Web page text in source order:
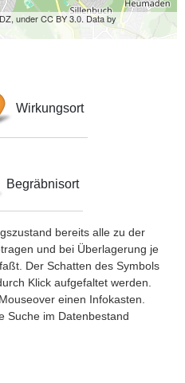
under CC BY 3.0. Data by
Wirkungsort
Begräbnisort
bereits alle zu der
und bei Überlagerung je
Der Schatten des Symbols
Klick aufgefaltet werden.
einen Infokasten.
Suche im Datenbestand